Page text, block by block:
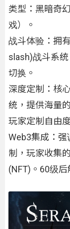
类型：黑暗奇
戏）。
战斗体验：拥
slash)战斗系
切换。
深度定制：核
统，提供海量
玩家定制自由
Web3集成：
制，玩家收集
(NFT)。60级